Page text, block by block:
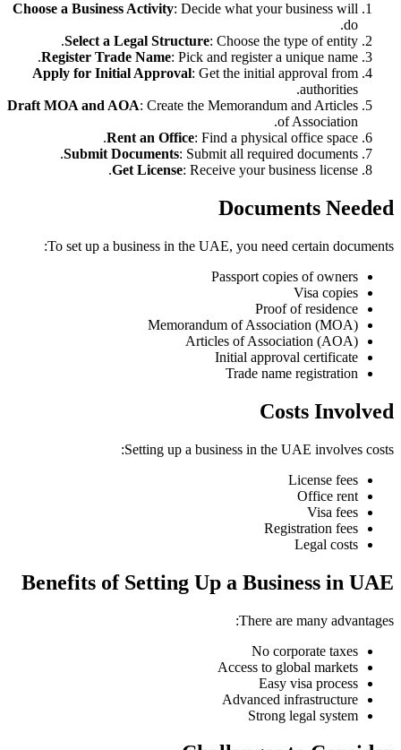
Choose a Business Activity: Decide what your business will
do.
Select a Legal Structure: Choose the type of entity.
Register Trade Name: Pick and register a unique name.
Apply for Initial Approval: Get the initial approval from
authorities.
Draft MOA and AOA: Create the Memorandum and Articles
of Association.
Rent an Office: Find a physical office space.
Submit Documents: Submit all required documents.
Get License: Receive your business license.
Documents Needed
To set up a business in the UAE, you need certain documents:
Passport copies of owners
Visa copies
Proof of residence
Memorandum of Association (MOA)
Articles of Association (AOA)
Initial approval certificate
Trade name registration
Costs Involved
Setting up a business in the UAE involves costs:
License fees
Office rent
Visa fees
Registration fees
Legal costs
Benefits of Setting Up a Business in UAE
There are many advantages:
No corporate taxes
Access to global markets
Easy visa process
Advanced infrastructure
Strong legal system